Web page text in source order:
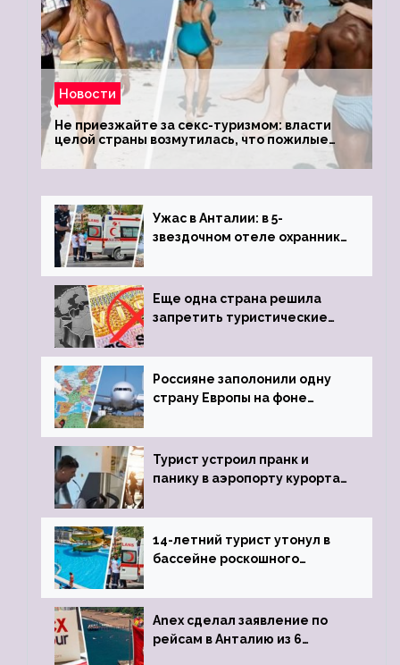
Новости
Не приезжайте за секс-туризмом: власти
целой страны возмутилась, что пожилые
туристки массово едут к ним, чтобы
обзавестись молодыми любовниками
Ужас в Анталии: в 5-
звездочном отеле охранник
пистолета
Еще одна страна решила
запретить туристические
Россияне заполонили одну
страну Европы на фоне
виз
Турист устроил пранк и
панику в аэропорту курорта,
задержке рейса
14-летний турист утонул в
бассейне роскошного
Anex сделал заявление по
рейсам в Анталию из 6